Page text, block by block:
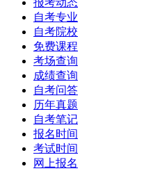
报考动态
自考专业
自考院校
免费课程
考场查询
成绩查询
自考问答
历年真题
自考笔记
报名时间
考试时间
网上报名